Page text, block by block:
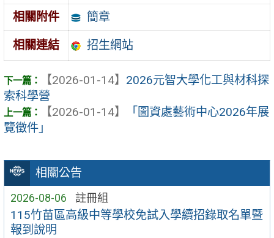
相關公告
2026-08-06 註冊組
115竹苗區高級中等學校免試入學續招錄取名單暨
報到說明
相關附件
簡章
相關連結 招生網站
【2026-01-14】 2026元智大學化工與材科探
索科學營
【2026-01-14】
「圖資處藝術中心2026年展
覽徵件」